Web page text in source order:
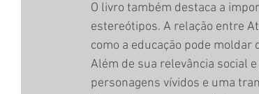
O livro também destaca a
estereótipos. A relação entre
como a educação pode
Além de sua relevância social e
personagens vívidos e uma